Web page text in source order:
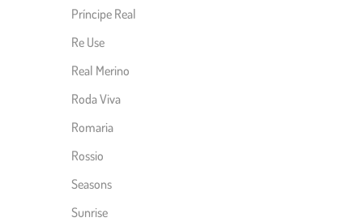
Príncipe Real
Re Use
Real Merino
Roda Viva
Romaria
Rossio
Seasons
Sunrise